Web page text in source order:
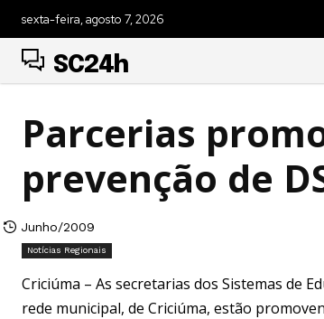
sexta-feira, agosto 7, 2026
SC24h
Parcerias
prevenção de
Junho/2009
Notícias Regionais
Criciúma – As secretarias dos Sistemas de
rede municipal, de Criciúma, estão